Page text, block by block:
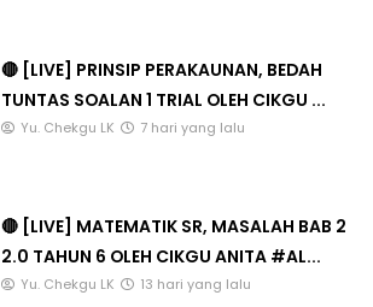
🔴 [LIVE] PRINSIP PERAKAUNAN, BEDAH
TUNTAS SOALAN 1 TRIAL OLEH CIKGU ...
Yu. Chekgu LK 7 hari yang lalu
🔴 [LIVE] MATEMATIK SR, MASALAH BAB 2
2.0 TAHUN 6 OLEH CIKGU ANITA #AL...
Yu. Chekgu LK 13 hari yang lalu